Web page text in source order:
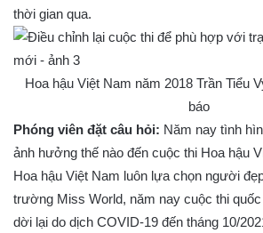
thời gian qua.
Hoa hậu Việt Nam năm 2018 Trần Tiểu
báo
Phóng viên đặt câu hỏi: Năm nay tình
ảnh hưởng thế nào đến cuộc thi Hoa hậu
Hoa hậu Việt Nam luôn lựa chọn người
trường Miss World, năm nay cuộc thi
dời lại do dịch COVID-19 đến tháng 10/